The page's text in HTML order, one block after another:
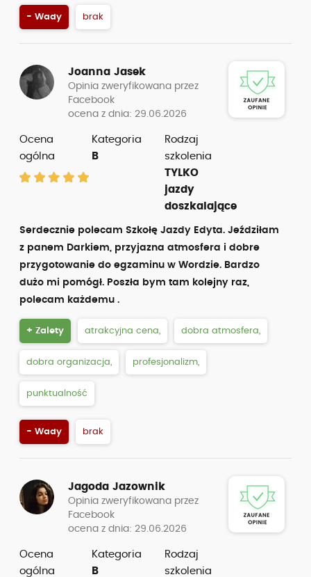
- Wady brak
Joanna Jasek
Opinia zweryfikowana przez
Facebook
ocena z dnia: 29.06.2026
Ocena
ogólna
Kategoria
B
Rodzaj
szkolenia
TYLKO
jazdy
doszkalające
Serdecznie polecam Szkołę Jazdy Edyta. Jeździłam
z panem Darkiem, przyjazna atmosfera i dobre
przygotowanie do egzaminu w Wordzie. Bardzo
dużo mi pomógł. Poszła bym tam kolejny raz,
polecam każdemu .
+ Zalety atrakcyjna cena, dobra atmosfera,
dobra organizacja, profesjonalizm,
punktualność
- Wady brak
Jagoda Jazownik
Opinia zweryfikowana przez
Facebook
ocena z dnia: 29.06.2026
Ocena
ogólna
Kategoria
B
Rodzaj
szkolenia